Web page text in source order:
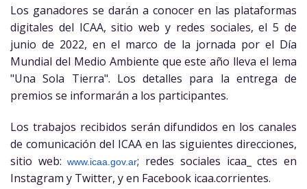
Los ganadores se darán a conocer en las plataformas
digitales del ICAA, sitio web y redes sociales, el 5 de
junio de 2022, en el marco de la jornada por el Día
Mundial del Medio Ambiente que este año lleva el lema
"Una Sola Tierra". Los detalles para la entrega de
premios se informarán a los participantes.
Los trabajos recibidos serán difundidos en los canales
de comunicación del ICAA en las siguientes direcciones,
sitio web:www.icaa.gov.ar; redes sociales icaa­­_ ctes en
Instagram y Twitter, y en Facebook icaa.corrientes.